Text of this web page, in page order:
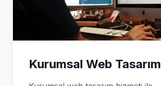
Kurumsal Web Tasarım